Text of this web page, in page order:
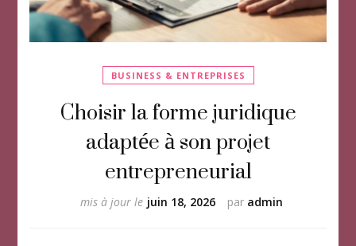
BUSINESS & ENTREPRISES
Choisir la forme juridique
adaptée à son projet
entrepreneurial
par admin
mis à jour le juin 18, 2026